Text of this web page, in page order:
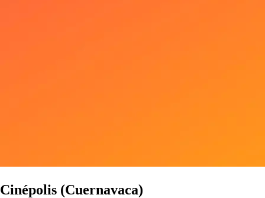
Cinépolis (Cuernavaca)